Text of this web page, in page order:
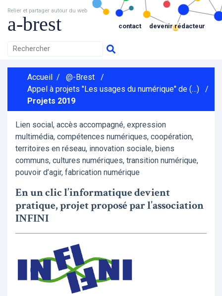
Relier et partager autour du web
a-brest contact devenir rédacteur
Accueil / @-Brest
/
Appel à projets "Les usages du numérique" de (…)
/
Projets 2019
Lien social, accès accompagné, expression
multimédia, compétences numériques, coopération,
territoires en réseau, innovation sociale, biens
communs, cultures numériques, transition numérique,
pouvoir d’agir, fabrication numérique
En un clic l’informatique devient
pratique, projet proposé par l’association
INFINI